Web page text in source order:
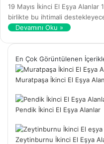
19 Mayıs İkinci El Eşya Alanlar
birlikte bu ihtimali
Devamını Oku »
En Çok Görüntülenen
Muratpaşa İkinci El Eşya
Pendik İkinci El Eşya Alanlar
Zeytinburnu İkinci El Eşya